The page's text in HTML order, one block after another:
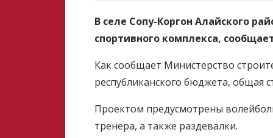
В селе Сопу-Коргон Алайского
спортивного комплекса,
Как сообщает Министерство
республиканского бюджета, общая
Проектом предусмотрены
тренера, а также раздевалки.